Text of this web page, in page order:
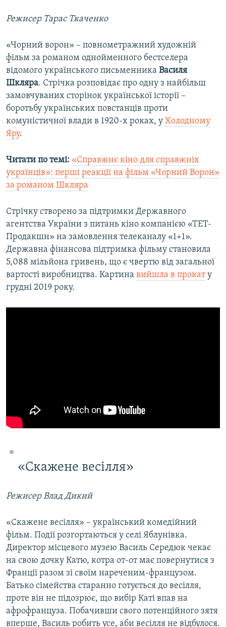
Режисер Тарас Ткаченко
«Чорний ворон» – повнометражний художній
фільм за романом однойменного бестселера
відомого українського письменника Василя
Шкляра. Стрічка розповідає про одну з найбільш
замовчуваних сторінок української історії –
боротьбу українських повстанців проти
комуністичної влади в 1920-х роках, у Холодному
Яру.
Читати по темі: «Справжнє кіно для справжніх
українців»: перші реакції на фільм «Чорний Ворон»
за романом Шкляра
Стрічку створено за підтримки Державного
агентства України з питань кіно компанією «ТЕТ-
Продакшн» на замовлення телеканалу «1+1».
Державна фінансова підтримка фільму становила
5,088 мільйона гривень, що є чвертю від загальної
вартості виробництва. Картина вийшла в прокату
грудні 2019 року.
«Скажене весілля»
Режисер Влад Дикий
«Скажене весілля» – український комедійний
фільм. Події розгортаються у селі Яблунівка.
Директор місцевого музею Василь Середюк чекає
на свою дочку Катю, котра от-от має повернутися з
Франції разом зі своїм нареченим-французом.
Батько сімейства старанно готується до весілля,
проте він не підозрює, що вибір Каті впав на
афрофранцуза. Побачивши свого потенційного зятя
вперше, Василь робить усе, аби весілля не відбулося.